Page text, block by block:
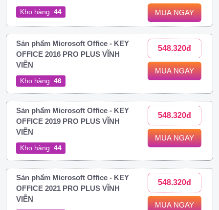
Kho hàng: 44 MUA NGAY
Sản phẩm Microsoft Office - KEY
OFFICE 2016 PRO PLUS VĨNH
VIỄN
Kho hàng: 46
548.320đ
MUA NGAY
Sản phẩm Microsoft Office - KEY
OFFICE 2019 PRO PLUS VĨNH
VIỄN
Kho hàng: 44
548.320đ
MUA NGAY
Sản phẩm Microsoft Office - KEY
OFFICE 2021 PRO PLUS VĨNH
VIỄN
548.320đ
MUA NGAY